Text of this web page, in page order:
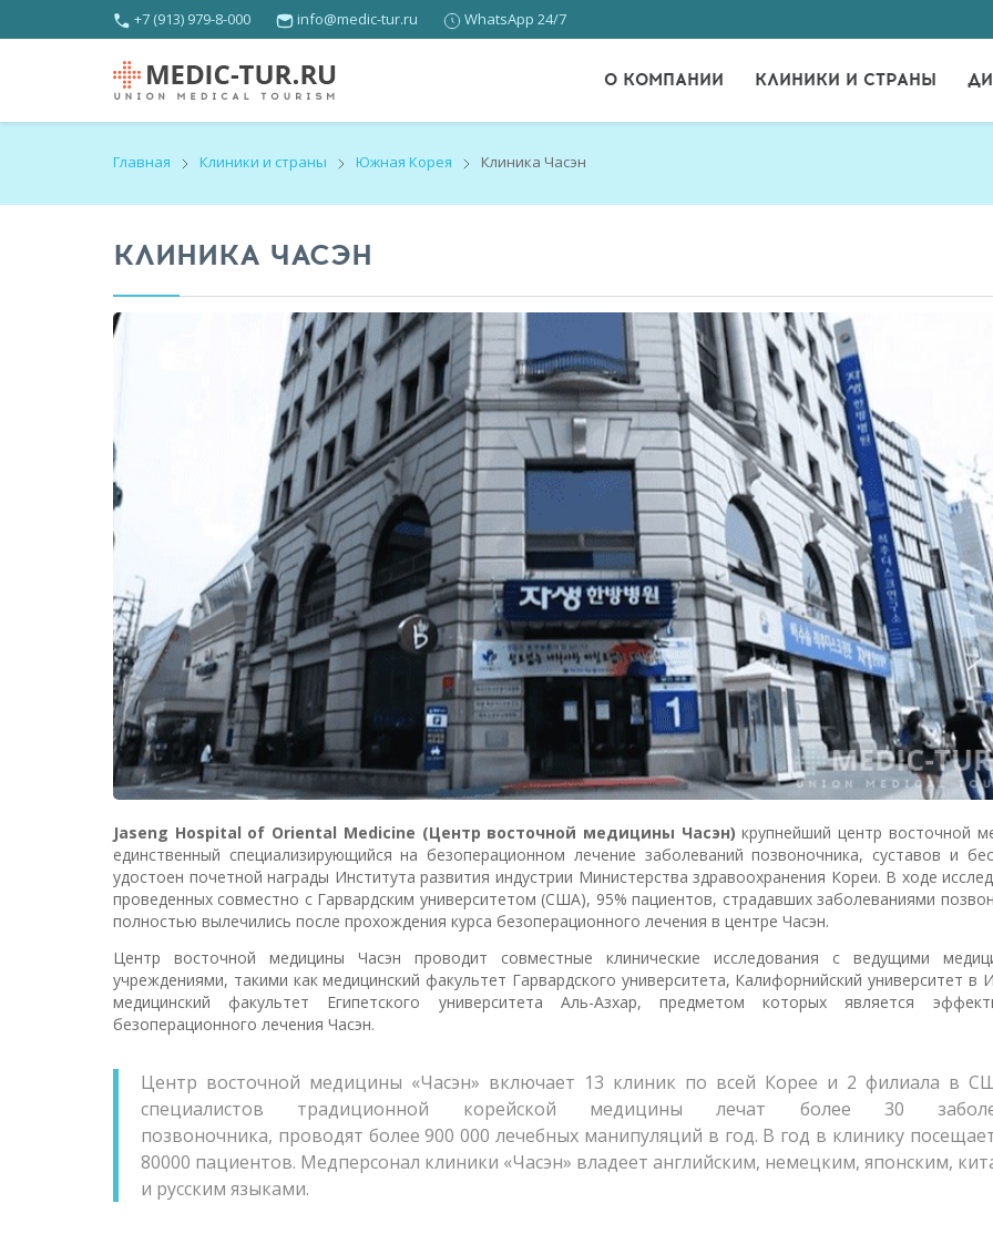
+7 (913) 979-8-000 info@medic-tur.ru WhatsApp 24/7
О КОМПАНИИ КЛИНИКИ И СТРАНЫ
Главная Клиники и страны Южная Корея Клиника Часэн
КЛИНИКА ЧАСЭН
Jaseng Hospital of Oriental Medicine (Центр восточной медицины Часэн) крупнейший центр восточной
единственный специализирующийся на безоперационном лечение заболеваний позвоночника, суставов и
удостоен почетной награды Института развития индустрии Министерства здравоохранения Кореи. В ходе
проведенных совместно с Гарвардским университетом (США), 95% пациентов, страдавших заболеваниями
полностью вылечились после прохождения курса безоперационного лечения в центре Часэн.
Центр восточной медицины Часэн проводит совместные клинические исследования с ведущими
учреждениями, такими как медицинский факультет Гарвардского университета, Калифорнийский университет в
медицинский факультет Египетского университета Аль-Азхар, предметом которых является
безоперационного лечения Часэн.
Центр восточной медицины «Часэн» включает 13 клиник по всей Корее и 2 филиала в
специалистов традиционной корейской медицины лечат более 30
позвоночника, проводят более 900 000 лечебных манипуляций в год. В год в клинику
80000 пациентов. Медперсонал клиники «Часэн» владеет английским, немецким, японским,
и русским языками.